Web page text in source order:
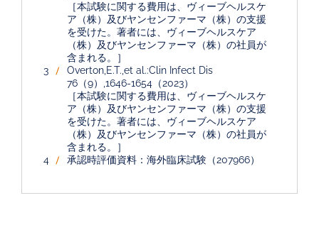
［本試験に関する費用は、ヴィーブヘルスケ
ア（株）及びヤンセンファーマ（株）の支援
を受けた。著者には、ヴィーブヘルスケア
（株）及びヤンセンファーマ（株）の社員が
含まれる。］
Overton,E.T.,et al.:Clin Infect Dis
76（9）,1646-1654（2023）
［本試験に関する費用は、ヴィーブヘルスケ
ア（株）及びヤンセンファーマ（株）の支援
を受けた。著者には、ヴィーブヘルスケア
（株）及びヤンセンファーマ（株）の社員が
含まれる。］
承認時評価資料：海外臨床試験（207966）